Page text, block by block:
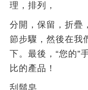
理，排列，
分開，保留，折疊
節步驟，然後在我
下。最後，“您的”
比的產品！
刮鬍皂